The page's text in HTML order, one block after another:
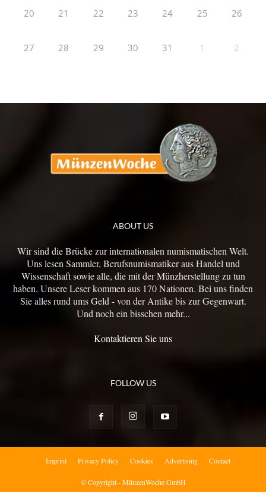
20 21 22 23 24 25 26
27 28 29 30 31 1 2
ABOUT US
Wir sind die Brücke zur internationalen numismatischen Welt.
Uns lesen Sammler, Berufsnumismatiker aus Handel und
Wissenschaft sowie alle, die mit der Münzherstellung zu tun
haben. Unsere Leser kommen aus 170 Nationen. Bei uns finden
Sie alles rund ums Geld - von der Antike bis zur Gegenwart.
Und noch ein bisschen mehr...
Kontaktieren Sie uns
FOLLOW US
Imprint Privacy Policy Cookies Advertising Contact
© Copyright - MünzenWoche GmbH